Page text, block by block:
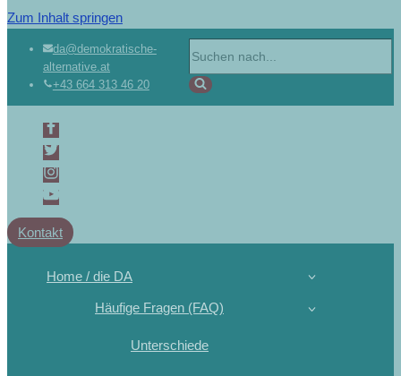
Zum Inhalt springen
da@demokratische-
alternative.at
+43 664 313 46 20
Kontakt
Home / die DA
Häufige Fragen (FAQ)
Unterschiede